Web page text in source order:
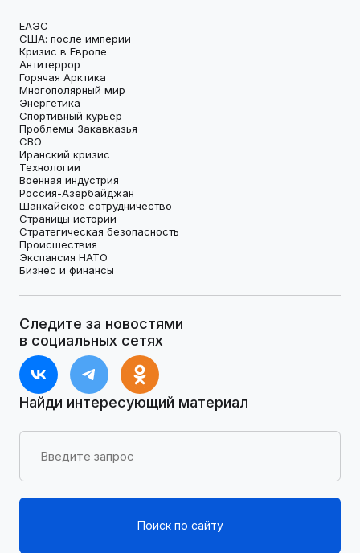
ЕАЭС
США: после империи
Кризис в Европе
Антитеррор
Горячая Арктика
Многополярный мир
Энергетика
Спортивный курьер
Проблемы Закавказья
СВО
Иранский кризис
Технологии
Военная индустрия
Россия-Азербайджан
Шанхайское сотрудничество
Страницы истории
Стратегическая безопасность
Происшествия
Экспансия НАТО
Бизнес и финансы
Следите за новостями
в социальных сетях
Найди интересующий материал
Поиск по сайту